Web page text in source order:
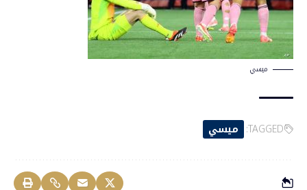
ميسي
TAGGED: ميسي